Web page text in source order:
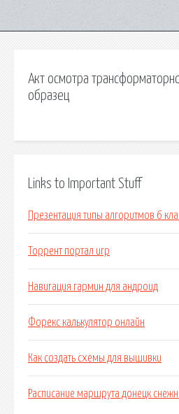
Акт осмотра
образец
Links to Important Stuff
Презентация типы алгоритмов 6
Торрент портал игр
Навигация гармин для андроид
Форекс калькулятор онлайн
Как создать схемы для вышивки
Расписание маршрута донецк